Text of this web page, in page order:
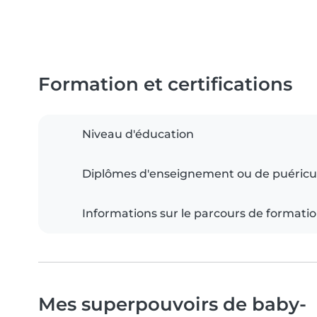
Formation et certifications
Niveau d'éducation
Diplômes d'enseignement ou de
Informations sur le parcours de
Mes superpouvoirs de baby-